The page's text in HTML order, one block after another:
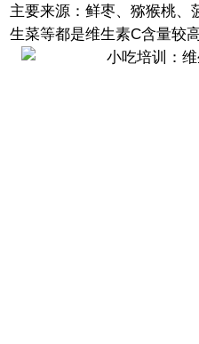
主要来源：鲜枣、猕猴桃、
生菜等都是维生素C含量较